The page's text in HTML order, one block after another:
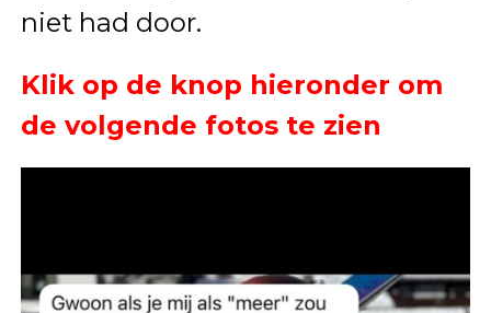
niet had door.
Klik op de knop hieronder om
de volgende fotos te zien